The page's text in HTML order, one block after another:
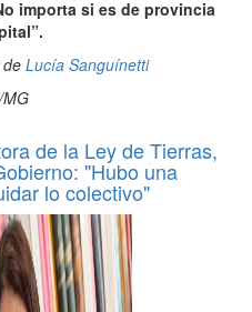
importa si es de provincia
Lucía Sanguínetti
de la Ley de Tierras,
"Hubo una
lo colectivo"